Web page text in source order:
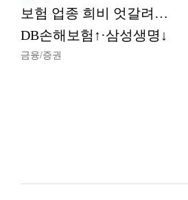
보험 업종 희비 엇갈려…
DB손해보험↑·삼성생명↓
금융/증권